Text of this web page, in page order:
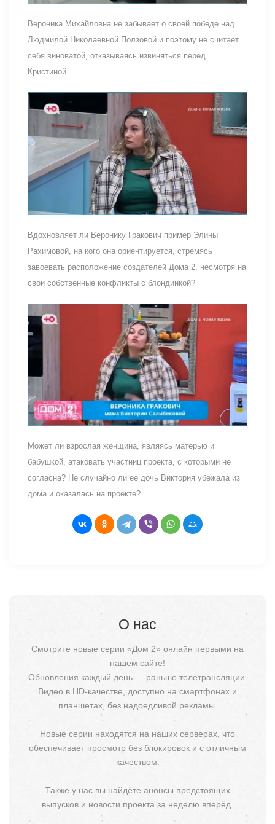
Вероника Михайловна не забывает о своей победе над
Людмилой Николаевной Ползовой и поэтому не считает
себя виноватой, отказываясь извиняться перед
Кристиной.
Вдохновляет ли Веронику Гракович пример Элины
Рахимовой, на кого она ориентируется, стремясь
завоевать расположение создателей Дома 2, несмотря на
свои собственные конфликты с блондинкой?
Может ли взрослая женщина, являясь матерью и
бабушкой, атаковать участниц проекта, с которыми не
согласна? Не случайно ли ее дочь Виктория убежала из
дома и оказалась на проекте?
О нас
Смотрите новые серии «Дом 2» онлайн первыми на
нашем сайте!
Обновления каждый день — раньше телетрансляции.
Видео в HD-качестве, доступно на смартфонах и
планшетах, без надоедливой рекламы.
Новые серии находятся на наших серверах, что
обеспечивает просмотр без блокировок и с отличным
качеством.
Также у нас вы найдёте анонсы предстоящих
выпусков и новости проекта за неделю вперёд.